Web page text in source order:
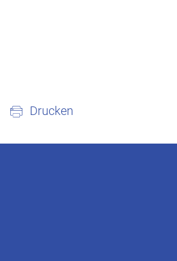
Drucken